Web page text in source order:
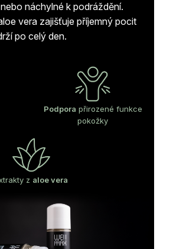
náchylné k podráždění.
vera zajišťuje příjemný pocit
po celý den.
Podpora přirozené funkce
pokožky
z aloe vera